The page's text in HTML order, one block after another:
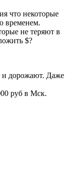
что некоторые
временем.
не теряют в
$?
и дорожают. Даже
руб в Мск.